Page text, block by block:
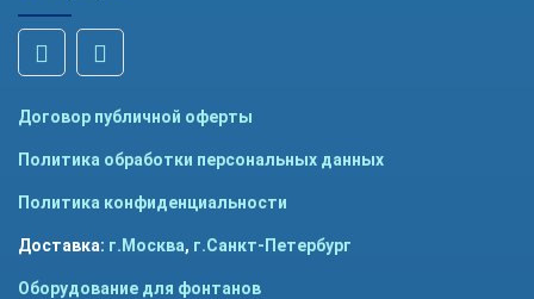
Договор публичной оферты
Политика обработки персональных данных
Политика конфиденциальности
Доставка: г.Москва, г.Санкт-Петербург
Оборудование для фонтанов